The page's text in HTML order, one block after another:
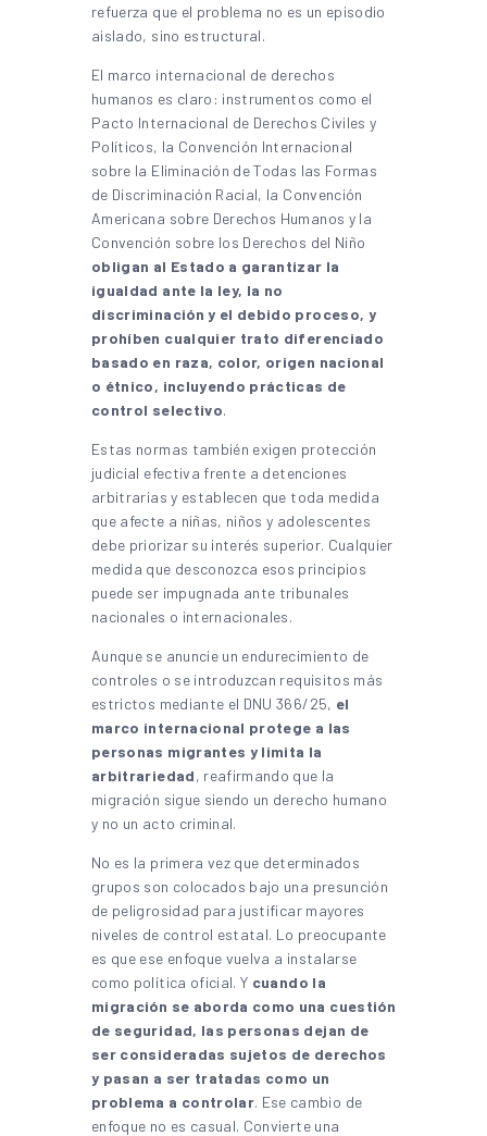
refuerza que el problema no es un episodio
aislado, sino estructural.
El marco internacional de derechos
humanos es claro: instrumentos como el
Pacto Internacional de Derechos Civiles y
Políticos, la Convención Internacional
sobre la Eliminación de Todas las Formas
de Discriminación Racial, la Convención
Americana sobre Derechos Humanos y la
Convención sobre los Derechos del Niño
obligan al Estado a garantizar la
igualdad ante la ley, la no
discriminación y el debido proceso, y
prohíben cualquier trato diferenciado
basado en raza, color, origen nacional
o étnico, incluyendo prácticas de
control selectivo.
Estas normas también exigen protección
judicial efectiva frente a detenciones
arbitrarias y establecen que toda medida
que afecte a niñas, niños y adolescentes
debe priorizar su interés superior. Cualquier
medida que desconozca esos principios
puede ser impugnada ante tribunales
nacionales o internacionales.
Aunque se anuncie un endurecimiento de
controles o se introduzcan requisitos más
estrictos mediante el DNU 366/25, el
marco internacional protege a las
personas migrantes y limita la
arbitrariedad, reafirmando que la
migración sigue siendo un derecho humano
y no un acto criminal.
No es la primera vez que determinados
grupos son colocados bajo una presunción
de peligrosidad para justificar mayores
niveles de control estatal. Lo preocupante
es que ese enfoque vuelva a instalarse
como política oficial. Y cuando la
migración se aborda como una cuestión
de seguridad, las personas dejan de
ser consideradas sujetos de derechos
y pasan a ser tratadas como un
problema a controlar. Ese cambio de
enfoque no es casual. Convierte una